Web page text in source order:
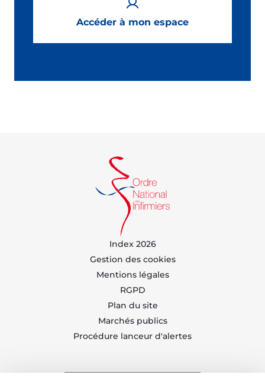
Accéder à mon espace
Index 2026
Gestion des cookies
Mentions légales
RGPD
Plan du site
Marchés publics
Procédure lanceur d'alertes